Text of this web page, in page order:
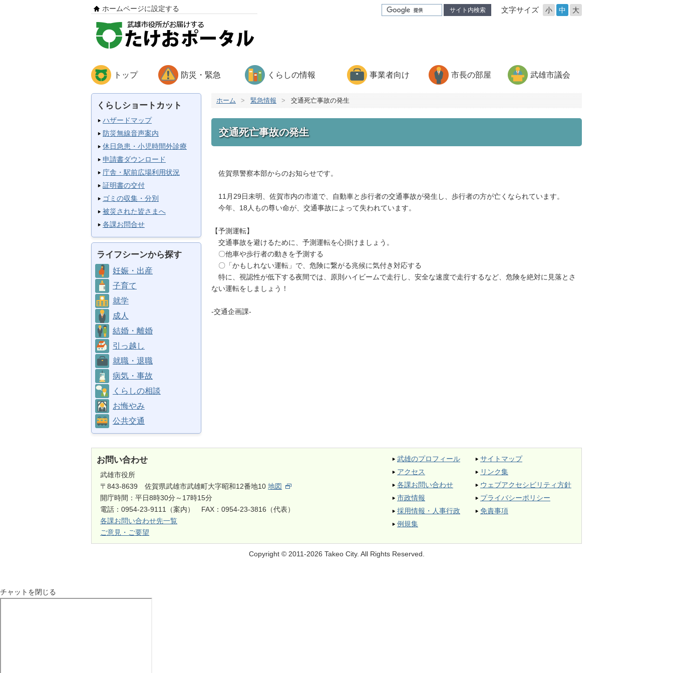
サイト内検索 文字サイズ 小 中 大
ホームページに設定する
トップ 防災・緊急 くらしの情報 事業者向け 市長の部屋 武雄市議会
くらしショートカット
ハザードマップ
防災無線音声案内
休日急患・小児時間外診療
申請書ダウンロード
庁舎・駅前広場利用状況
証明書の交付
ゴミの収集・分別
被災された皆さまへ
各課お問合せ
ライフシーンから探す
妊娠・出産
子育て
就学
成人
結婚・離婚
引っ越し
就職・退職
病気・事故
くらしの相談
お悔やみ
公共交通
ホーム > 緊急情報 > 交通死亡事故の発生
交通死亡事故の発生
佐賀県警察本部からのお知らせです。
11月29日未明、佐賀市内の市道で、自動車と歩行者の交通事故が発生し、歩行者の方が亡くなられています。
今年、18人もの尊い命が、交通事故によって失われています。
【予測運転】
交通事故を避けるために、予測運転を心掛けましょう。
〇他車や歩行者の動きを予測する
〇「かもしれない運転」で、危険に繋がる兆候に気付き対応する
特に、視認性が低下する夜間では、原則ハイビームで走行し、安全な速度で走行するなど、危険を絶対に見落とさ
ない運転をしましょう！
-交通企画課-
お問い合わせ
武雄市役所
〒843-8639 佐賀県武雄市武雄町大字昭和12番地10地図
開庁時間：平日8時30分～17時15分
電話：0954-23-9111（案内） FAX：0954-23-3816（代表）
各課お問い合わせ先一覧
ご意見・ご要望
武雄のプロフィール
アクセス
各課お問い合わせ
市政情報
採用情報・人事行政
例規集
サイトマップ
リンク集
ウェブアクセシビリティ方針
プライバシーポリシー
免責事項
Copyright © 2011-2026 Takeo City. All Rights Reserved.
チャットを閉じる